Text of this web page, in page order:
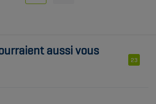
aussi vous
23